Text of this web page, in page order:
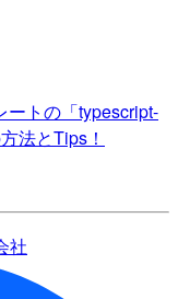
ートの「typescript-
法とTips！
社